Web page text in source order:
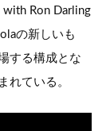
with Ron Darling
の新しいも
する構成とな
れている。